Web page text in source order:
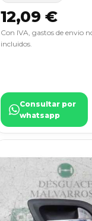
12,09 €
Con IVA, gastos de envio
incluidos.
Consultar por
whatsapp